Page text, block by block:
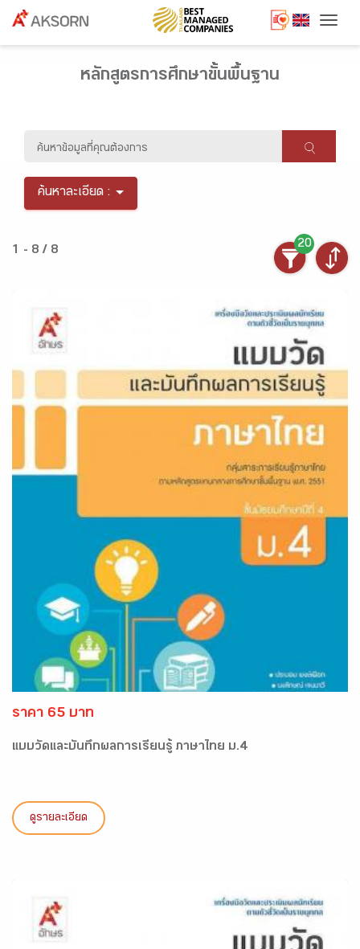
หลักสูตรการศึกษาขั้นพื้นฐาน
ค้นหาละเอียด :
1 - 8 / 8
20
ราคา 65 บาท
แบบวัดและบันทึกผลการเรียนรู้ ภาษาไทย ม.4
ดูรายละเอียด